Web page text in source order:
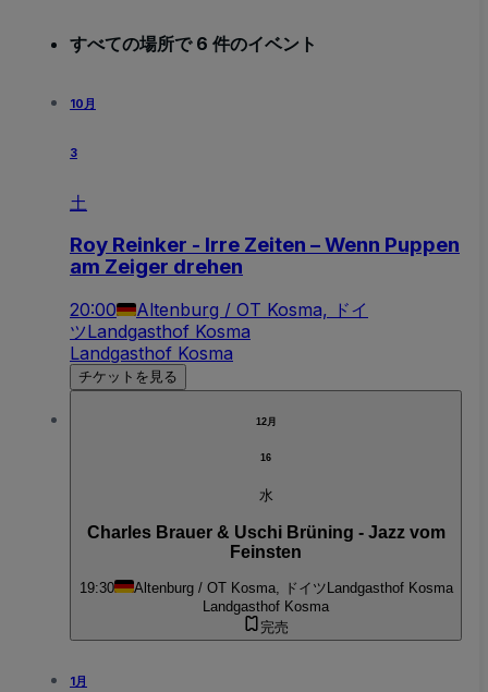
すべての場所で 6 件のイベント
10月
3
土
Roy Reinker - Irre Zeiten – Wenn Puppen
am Zeiger drehen
20:00
Altenburg / OT Kosma, ドイ
ツLandgasthof Kosma
Landgasthof Kosma
チケットを見る
12月
16
水
Charles Brauer & Uschi Brüning - Jazz vom
Feinsten
19:30 Altenburg / OT Kosma, ドイツ Landgasthof Kosma
Landgasthof Kosma
完売
1月